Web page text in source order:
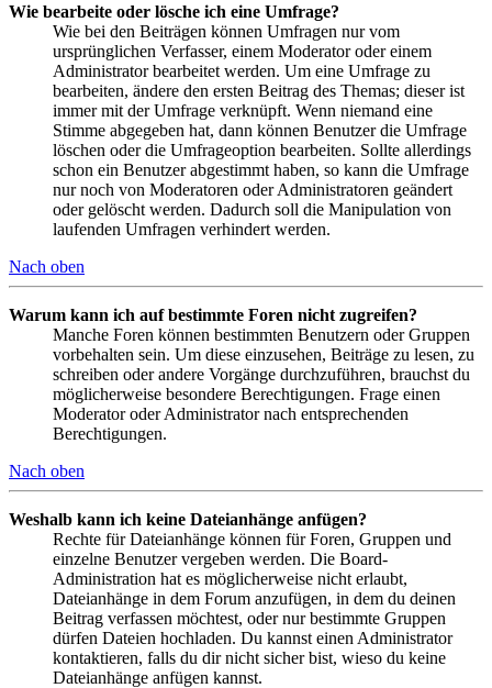
Wie bearbeite oder lösche ich eine Umfrage?
Wie bei den Beiträgen können Umfragen nur vom
ursprünglichen Verfasser, einem Moderator oder einem
Administrator bearbeitet werden. Um eine Umfrage zu
bearbeiten, ändere den ersten Beitrag des Themas; dieser ist
immer mit der Umfrage verknüpft. Wenn niemand eine
Stimme abgegeben hat, dann können Benutzer die Umfrage
löschen oder die Umfrageoption bearbeiten. Sollte allerdings
schon ein Benutzer abgestimmt haben, so kann die Umfrage
nur noch von Moderatoren oder Administratoren geändert
oder gelöscht werden. Dadurch soll die Manipulation von
laufenden Umfragen verhindert werden.
Nach oben
Warum kann ich auf bestimmte Foren nicht zugreifen?
Manche Foren können bestimmten Benutzern oder Gruppen
vorbehalten sein. Um diese einzusehen, Beiträge zu lesen, zu
schreiben oder andere Vorgänge durchzuführen, brauchst du
möglicherweise besondere Berechtigungen. Frage einen
Moderator oder Administrator nach entsprechenden
Berechtigungen.
Nach oben
Weshalb kann ich keine Dateianhänge anfügen?
Rechte für Dateianhänge können für Foren, Gruppen und
einzelne Benutzer vergeben werden. Die Board-
Administration hat es möglicherweise nicht erlaubt,
Dateianhänge in dem Forum anzufügen, in dem du deinen
Beitrag verfassen möchtest, oder nur bestimmte Gruppen
dürfen Dateien hochladen. Du kannst einen Administrator
kontaktieren, falls du dir nicht sicher bist, wieso du keine
Dateianhänge anfügen kannst.